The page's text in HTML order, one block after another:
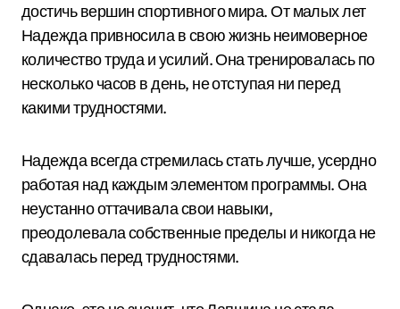
достичь вершин спортивного мира. От малых лет
Надежда привносила в свою жизнь неимоверное
количество труда и усилий. Она тренировалась по
несколько часов в день, не отступая ни перед
какими трудностями.
Надежда всегда стремилась стать лучше, усердно
работая над каждым элементом программы. Она
неустанно оттачивала свои навыки,
преодолевала собственные пределы и никогда не
сдавалась перед трудностями.